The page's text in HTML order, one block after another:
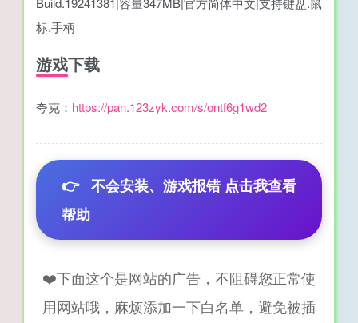
标.手柄
游戏下载
夸克： https://pan.123zyk.com/s/ontf6g1wd2
👉 不会安装、游戏报错 点击我查看
帮助
❤️下面这个是网站的广告，不阻碍您正常使
用网站哦，麻烦添加一下白名单，避免被插